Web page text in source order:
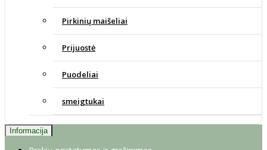
Pirkinių maišeliai
Prijuostė
Puodeliai
smeigtukai
Informacija